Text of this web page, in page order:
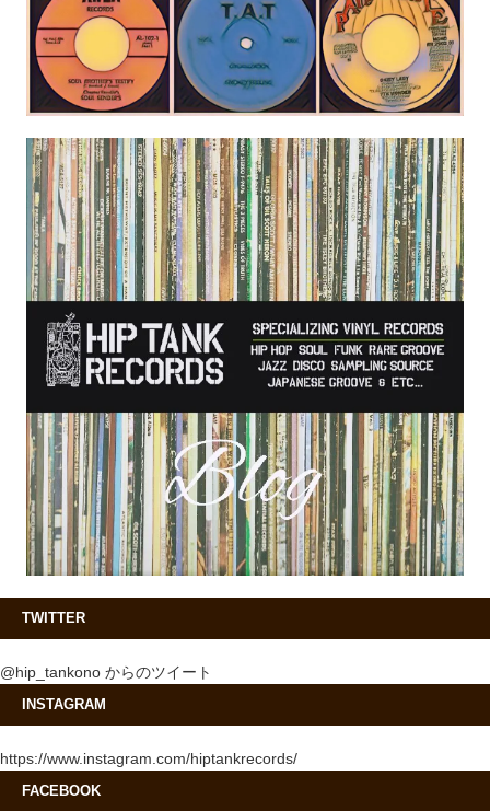
TWITTER
@hip_tankono からのツイート
INSTAGRAM
https://www.instagram.com/hiptankrecords/
FACEBOOK